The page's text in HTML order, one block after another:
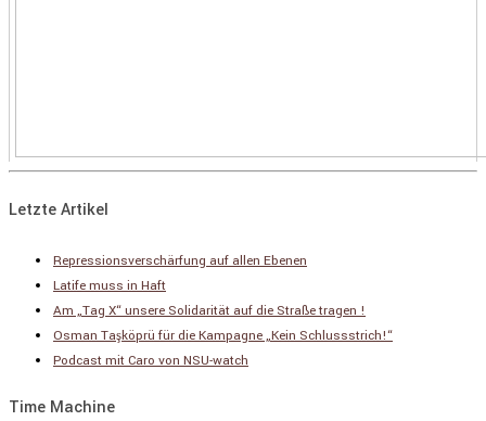
Letzte Artikel
Repressionsverschärfung auf allen Ebenen
Latife muss in Haft
Am „Tag X“ unsere Solidarität auf die Straße tragen !
Osman Taşköprü für die Kampagne „Kein Schlussstrich!“
Podcast mit Caro von NSU-watch
Time Machine